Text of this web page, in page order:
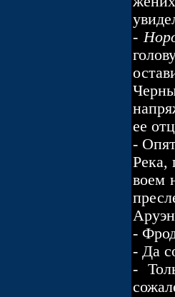
-
ее
-
Река,
воем
-
- Да
-